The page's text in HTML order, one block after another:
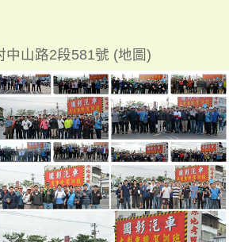
中山路2段581號 (地圖)